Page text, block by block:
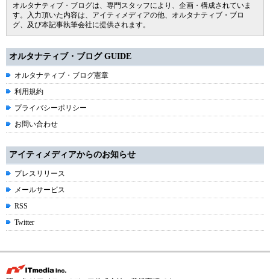
オルタナティブ・ブログは、専門スタッフにより、企画・構成されていま
す。入力頂いた内容は、アイティメディアの他、オルタナティブ・ブロ
グ、及び本記事執筆会社に提供されます。
オルタナティブ・ブログ GUIDE
オルタナティブ・ブログ憲章
利用規約
プライバシーポリシー
お問い合わせ
アイティメディアからのお知らせ
プレスリリース
メールサービス
RSS
Twitter